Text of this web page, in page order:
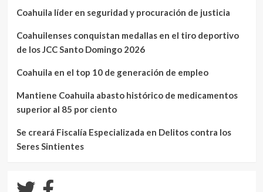
Coahuila líder en seguridad y procuración de justicia
Coahuilenses conquistan medallas en el tiro deportivo
de los JCC Santo Domingo 2026
Coahuila en el top 10 de generación de empleo
Mantiene Coahuila abasto histórico de medicamentos
superior al 85 por ciento
Se creará Fiscalía Especializada en Delitos contra los
Seres Sintientes